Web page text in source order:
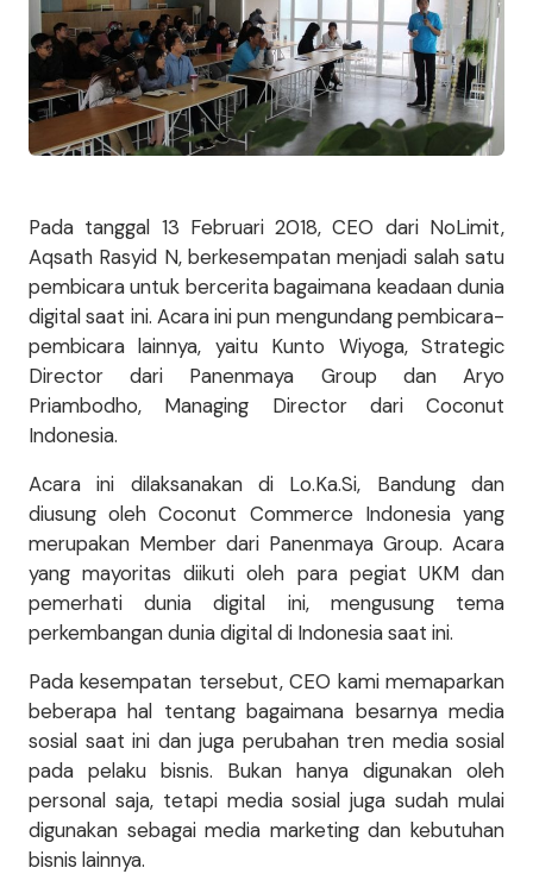
Pada tanggal 13 Februari 2018, CEO dari NoLimit,
Aqsath Rasyid N, berkesempatan menjadi salah satu
pembicara untuk bercerita bagaimana keadaan dunia
digital saat ini. Acara ini pun mengundang pembicara-
pembicara lainnya, yaitu Kunto Wiyoga, Strategic
Director dari Panenmaya Group dan Aryo
Priambodho, Managing Director dari Coconut
Indonesia.
Acara ini dilaksanakan di Lo.Ka.Si, Bandung dan
diusung oleh Coconut Commerce Indonesia yang
merupakan Member dari Panenmaya Group. Acara
yang mayoritas diikuti oleh para pegiat UKM dan
pemerhati dunia digital ini, mengusung tema
perkembangan dunia digital di Indonesia saat ini.
Pada kesempatan tersebut, CEO kami memaparkan
beberapa hal tentang bagaimana besarnya media
sosial saat ini dan juga perubahan tren media sosial
pada pelaku bisnis. Bukan hanya digunakan oleh
personal saja, tetapi media sosial juga sudah mulai
digunakan sebagai media marketing dan kebutuhan
bisnis lainnya.